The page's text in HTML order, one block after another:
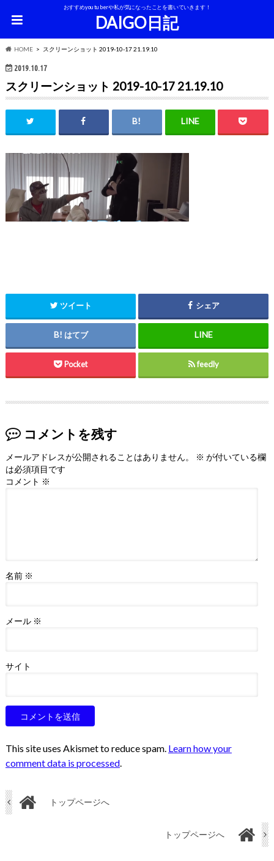
おすすめyoutuberや私が気になったことを書いていきます！
DAIGO日記
HOME スクリーンショット 2019-10-17 21.19.10
2019.10.17
スクリーンショット 2019-10-17 21.19.10
ツイート シェア
はてブ
Pocket feedly
コメントを残す
メールアドレスが公開されることはありません。 ※ が付いている欄
は必須項目です
コメント ※
名前 ※
メール ※
サイト
This site uses Akismet to reduce spam. Learn how your
comment data is processed.
トップページへ
トップページへ